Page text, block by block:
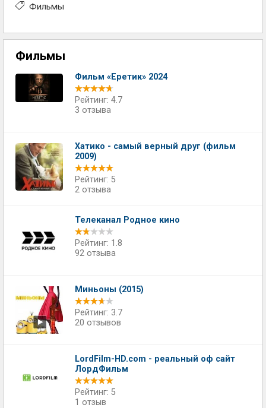
Фильмы
Фильмы
Фильм «Еретик» 2024
Рейтинг: 4.7
3 отзыва
Хатико - самый верный друг (фильм
2009)
Рейтинг: 5
2 отзыва
Телеканал Родное кино
Рейтинг: 1.8
92 отзыва
Миньоны (2015)
Рейтинг: 3.7
20 отзывов
LordFilm-HD.com - реальный оф сайт
ЛордФильм
Рейтинг: 5
1 отзыв